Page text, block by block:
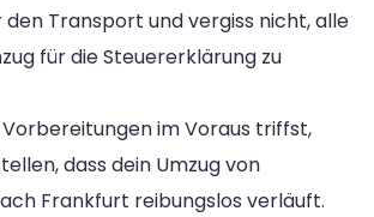
Transport und vergiss nicht, alle
für die Steuererklärung zu
im Voraus triffst,
dass dein Umzug von
Frankfurt reibungslos verläuft.